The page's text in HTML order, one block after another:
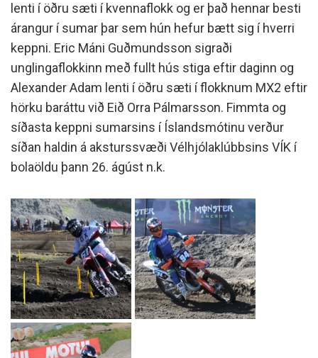
lenti í öðru sæti í kvennaflokk og er það hennar besti
árangur í sumar þar sem hún hefur bætt sig í hverri
keppni. Eric Máni Guðmundsson sigraði
unglingaflokkinn með fullt hús stiga eftir daginn og
Alexander Adam lenti í öðru sæti í flokknum MX2 eftir
hörku baráttu við Eið Orra Pálmarsson. Fimmta og
síðasta keppni sumarsins í Íslandsmótinu verður
síðan haldin á aksturssvæði Vélhjólaklúbbsins VÍK í
bolaöldu þann 26. ágúst n.k.